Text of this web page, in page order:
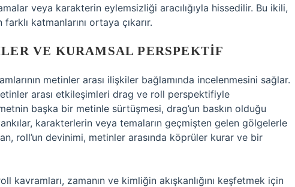
veya karakterin eylemsizliği aracılığıyla hissedilir. Bu ikili,
katmanlarını ortaya çıkarır.
VE KURAMSAL PERSPEKTIF
metinler arası ilişkiler bağlamında incelenmesini sağlar.
arası etkileşimleri drag ve roll perspektifiyle
başka bir metinle sürtüşmesi, drag’un baskın olduğu
karakterlerin veya temaların geçmişten gelen gölgelerle
roll’un devinimi, metinler arasında köprüler kurar ve bir
zamanın ve kimliğin akışkanlığını keşfetmek için